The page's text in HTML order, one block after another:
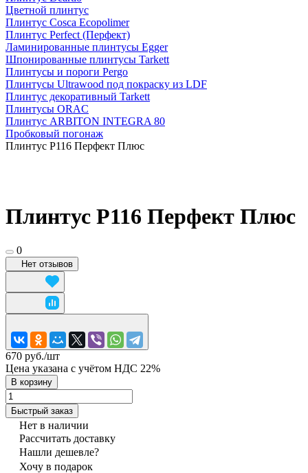
Цветной плинтус
Плинтус Cosca Ecopolimer
Плинтус Perfect (Перфект)
Ламинированные плинтусы Egger
Шпонированные плинтусы Tarkett
Плинтусы и пороги Pergo
Плинтусы Ultrawood под покраску из LDF
Плинтус декоративный Tarkett
Плинтусы ORAC
Плинтус ARBITON INTEGRA 80
Пробковый погонаж
Плинтус P116 Перфект Плюс
Плинтус P116 Перфект Плюс
0
Нет отзывов
670 руб./шт
Цена указана с учётом НДС 22%
В корзину
Быстрый заказ
Нет в наличии
Рассчитать доставку
Нашли дешевле?
Хочу в подарок